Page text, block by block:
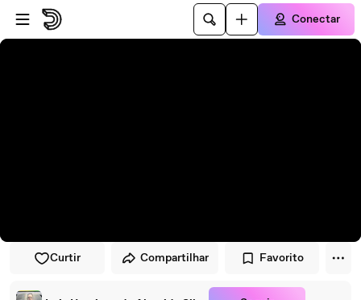
Pular para o player
Ir para o conteúdo principal
Conectar
Curtir Compartilhar Favorito